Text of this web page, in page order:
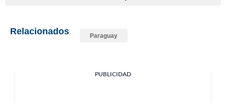
Relacionados Paraguay
PUBLICIDAD